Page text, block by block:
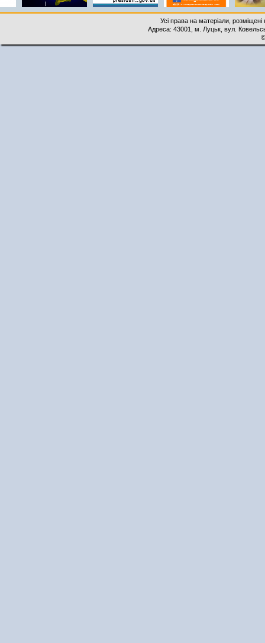
Усі права на матеріали,
Адреса: 43001, м. Луцьк, вул.